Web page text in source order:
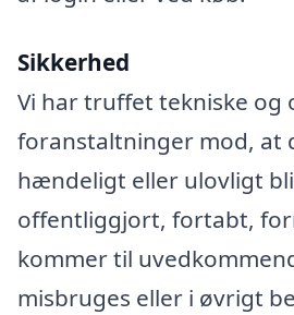
Sikkerhed
Vi har truffet tekniske og
foranstaltninger mod, at
hændeligt eller ulovligt
offentliggjort, fortabt,
kommer til
misbruges eller i øvrigt